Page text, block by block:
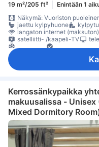
19 m²/205 ft² Enintään 1
Näkymä: Vuoriston
jaettu kylpyhuone
langaton internet (maksuton)
satelliitti- /kaapeli-TV
pitkät sängyt
Kerrossänkypaikka
makuusalissa - Unisex
Mixed Dormitory